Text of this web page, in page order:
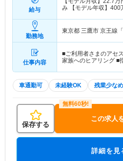
給与
み 【モデル年収】 400
勤務地
東京都 三鷹市 京王線
仕事内容
■ご利用者さまのアセ
家族へのヒアリング ■
車通勤可 未経験OK 残業少なめ
保存する
この求人
詳細を見